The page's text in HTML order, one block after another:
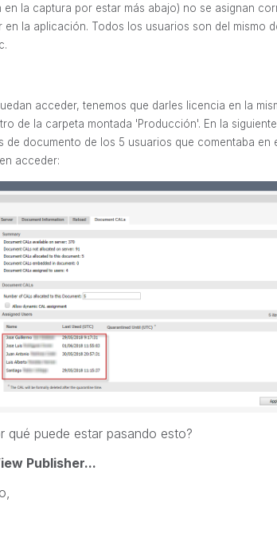
la captura por estar más abajo) no se asignan
en la aplicación. Todos los usuarios son del mismo
acceder, tenemos que darles licencia en la
de la carpeta montada 'Producción'. En la
de documento de los 5 usuarios que comentaba en
acceder:
qué puede estar pasando esto?
Publisher...